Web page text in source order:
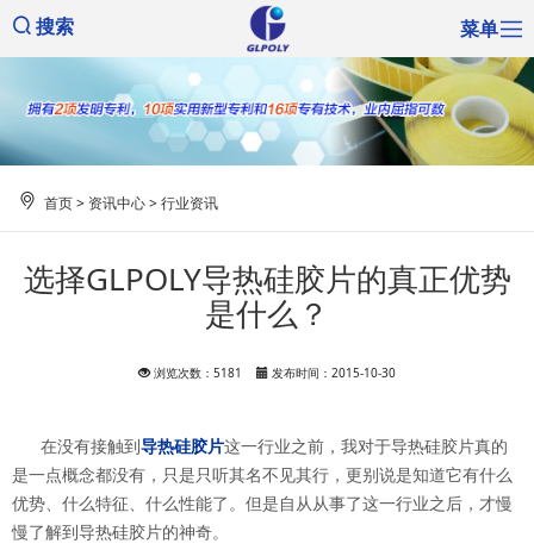
搜索 菜单
首页> 资讯中心>行业资讯
选择GLPOLY导热硅胶片的真正优势
是什么？
浏览次数：5181 发布时间：2015-10-30
在没有接触到导热硅胶片这一行业之前，我对于导热硅胶片真的
是一点概念都没有，只是只听其名不见其行，更别说是知道它有什么
优势、什么特征、什么性能了。但是自从从事了这一行业之后，才慢
慢了解到导热硅胶片的神奇。